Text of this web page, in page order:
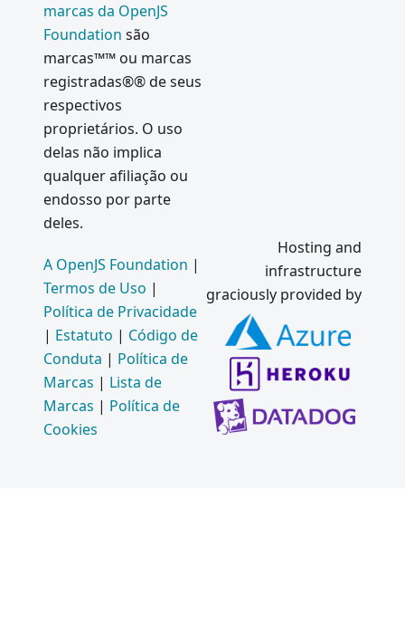
marcas da OpenJS
Foundation são
marcas™™ ou marcas
registradas®® de seus
respectivos
proprietários. O uso
delas não implica
qualquer afiliação ou
endosso por parte
deles.
A OpenJS Foundation |
Termos de Uso |
Política de Privacidade
| Estatuto | Código de
Conduta | Política de
Marcas | Lista de
Marcas | Política de
Cookies
Hosting and
infrastructure
graciously provided by